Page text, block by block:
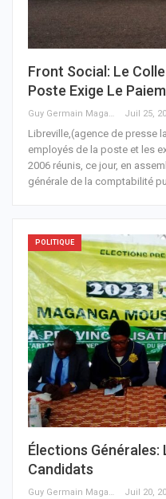
Front Social: Le
Poste Exige Le
Guy Germain Maganga Nziengui Juil 25,
Libreville,(agence de presse
employés de la poste et les
2006 réunis, ce jour, en
générale de la comptabilité
POLITIQUE
Élections Générales:
Candidats
Guy Germain Maganga Nziengui Juil 20,